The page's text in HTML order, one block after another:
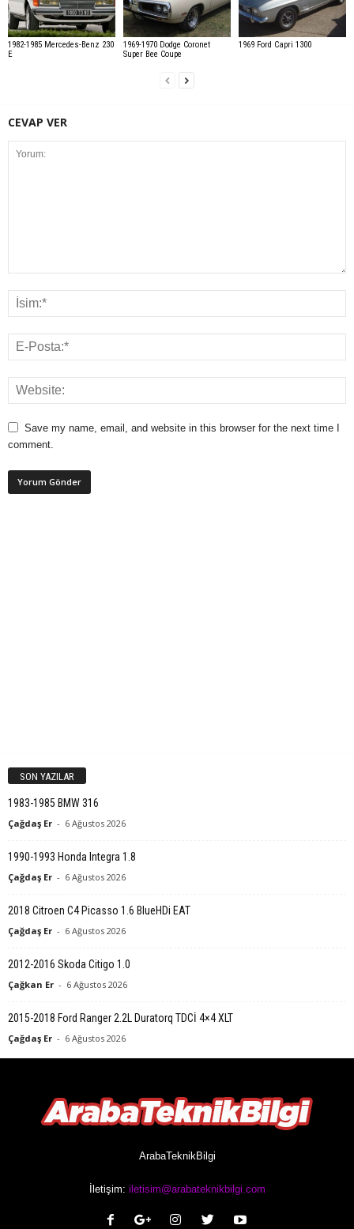
1982-1985 Mercedes-Benz 230
E
1969-1970 Dodge Coronet
Super Bee Coupe
1969 Ford Capri 1300
CEVAP VER
Save my name, email, and website in this browser for the next time I
comment.
SON YAZILAR
1983-1985 BMW 316
Çağdaş Er - 6 Ağustos 2026
1990-1993 Honda Integra 1.8
Çağdaş Er - 6 Ağustos 2026
2018 Citroen C4 Picasso 1.6 BlueHDi EAT
Çağdaş Er - 6 Ağustos 2026
2012-2016 Skoda Citigo 1.0
Çağkan Er - 6 Ağustos 2026
2015-2018 Ford Ranger 2.2L Duratorq TDCİ 4×4 XLT
Çağdaş Er - 6 Ağustos 2026
ArabaTeknikBilgi
İletişim: iletisim@arabateknikbilgi.com